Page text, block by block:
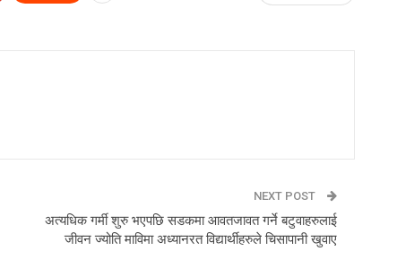
NEXT POST
अत्यधिक गर्मी शुरु भएपछि सडकमा आवतजावत गर्ने बटुवाहरुलाई
जीवन ज्योति माविमा अध्यानरत विद्यार्थीहरुले चिसापानी खुवाए